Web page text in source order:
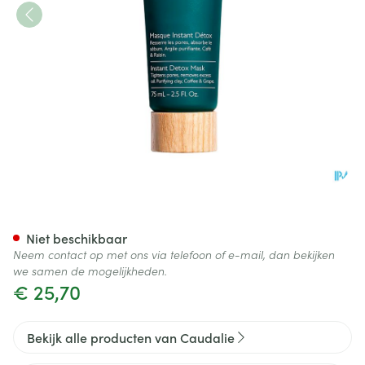
€ 25,70
Niet beschikbaar
Neem contact op met ons via telefoon of e-mail, dan bekijken
we samen de mogelijkheden.
Bekijk alle producten van Caudalie